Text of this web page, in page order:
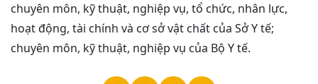
chuyên môn, kỹ thuật, nghiệp vụ, tổ chức, nhân lực,
hoạt động, tài chính và cơ sở vật chất của Sở Y tế;
chuyên môn, kỹ thuật, nghiệp vụ của Bộ Y tế.